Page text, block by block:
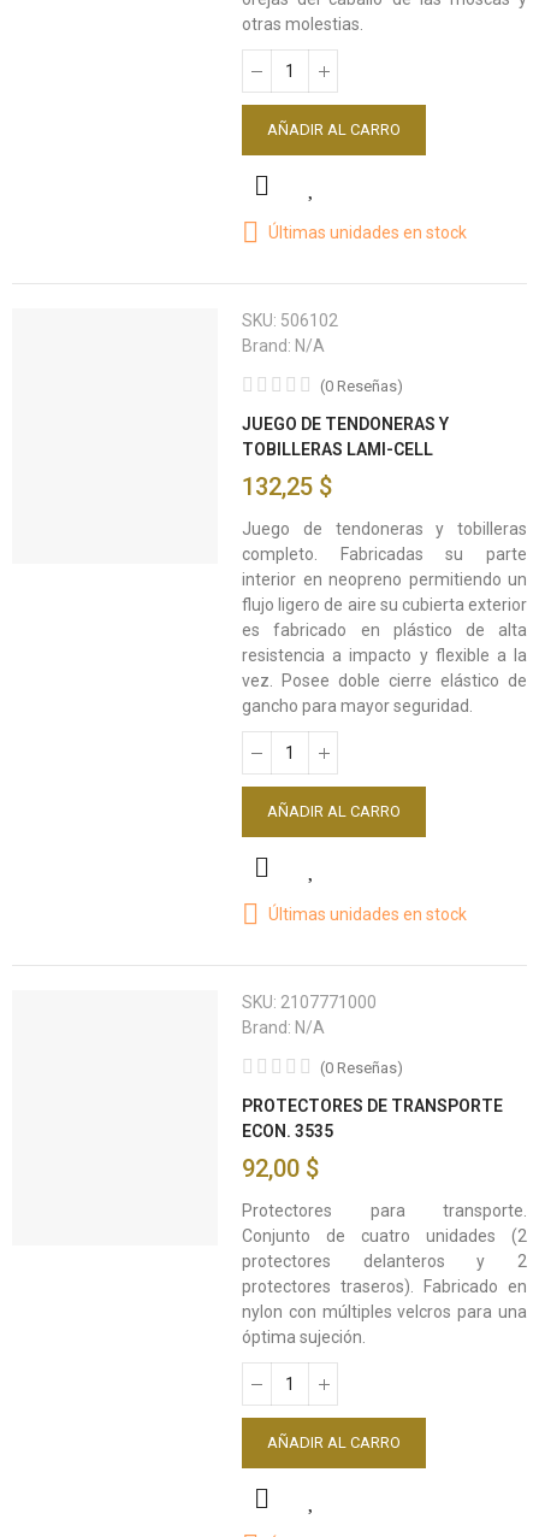
otras molestias.
AÑADIR AL CARRO
Últimas unidades en stock
SKU: 506102
Brand: N/A
(0 Reseñas)
JUEGO DE TENDONERAS Y
TOBILLERAS LAMI-CELL
132,25 $
Juego de tendoneras y tobilleras
completo. Fabricadas su parte
interior en neopreno permitiendo un
flujo ligero de aire su cubierta exterior
es fabricado en plástico de alta
resistencia a impacto y flexible a la
vez. Posee doble cierre elástico de
gancho para mayor seguridad.
AÑADIR AL CARRO
Últimas unidades en stock
SKU: 2107771000
Brand: N/A
(0 Reseñas)
PROTECTORES DE TRANSPORTE
ECON. 3535
92,00 $
Protectores para transporte.
Conjunto de cuatro unidades (2
protectores delanteros y 2
protectores traseros). Fabricado en
nylon con múltiples velcros para una
óptima sujeción.
AÑADIR AL CARRO